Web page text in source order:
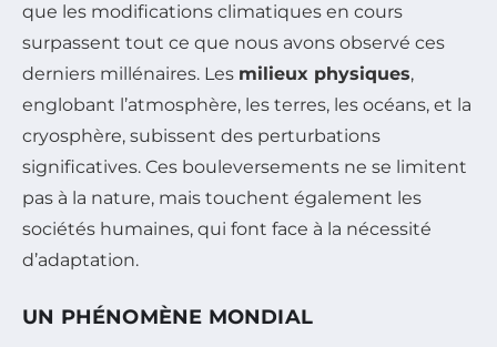
que les modifications climatiques en cours
surpassent tout ce que nous avons observé ces
derniers millénaires. Les milieux physiques,
englobant l’atmosphère, les terres, les océans, et la
cryosphère, subissent des perturbations
significatives. Ces bouleversements ne se limitent
pas à la nature, mais touchent également les
sociétés humaines, qui font face à la nécessité
d’adaptation.
UN PHÉNOMÈNE MONDIAL